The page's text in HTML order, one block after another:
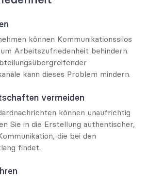
können Kommunikationssilos
Arbeitszufriedenheit behindern.
kann dieses Problem mindern.
vermeiden
können unaufrichtig
Sie in die Erstellung authentischer,
die bei den
findet.